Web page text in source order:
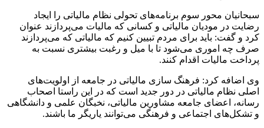
سبحانیان محور سوم برنامه‌های تحولی نظام مالیاتی را ایجاد
رضایت در مودیان مالیاتی و کسانی که مالیات می‌پردازند عنوان
کرد و گفت: باید برای مردم تبیین کنیم که مالیاتی که می‌پردازند
صرف چه اموری می‌شود تا با میل و رغبت بیشتری نسبت به
پرداخت مالیات اقدام کنند.
وی اضافه کرد: فرهنگ سازی مالیاتی در جامعه از اولویت‌های
اصلی نظام مالیاتی در دور جدید است که در این راستا اصحاب
رسانه، اعضای جامعه مشاورین مالیاتی، نخبگان علمی و دانشگاهی
و تشکل‌های اجتماعی و فرهنگی می‌توانند یاریگر ما باشند.